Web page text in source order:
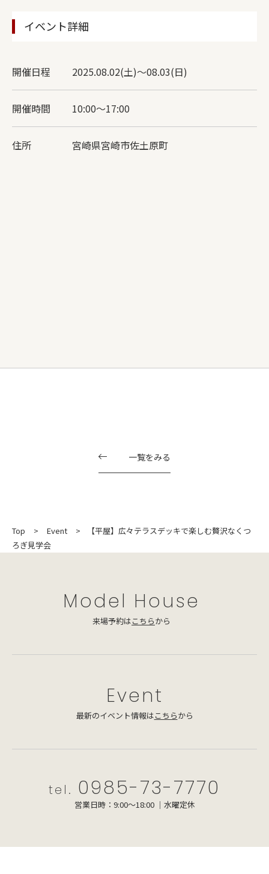
イベント詳細
開催日程 2025.08.02(土)～08.03(日)
開催時間 10:00〜17:00
住所 宮崎県宮崎市佐土原町
一覧をみる
Top Event
【平屋】広々テラスデッキで楽しむ贅沢なくつ
ろぎ見学会
Model House
来場予約はこちらから
Event
最新のイベント情報はこちらから
tel. 0985-73-7770
営業日時：9:00～18:00 ｜水曜定休